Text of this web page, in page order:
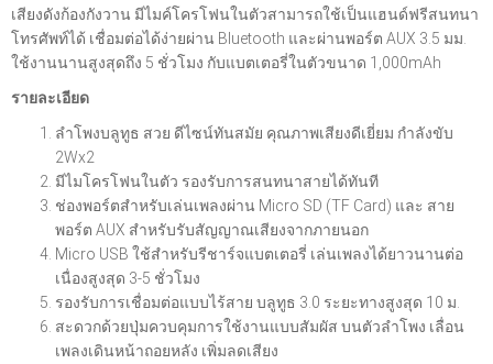
เสียงดังก้องกังวาน มีไมค์โครโฟนในตัวสามารถใช้เป็นแฮนด์ฟรีสนทนา
โทรศัพท์ได้ เชื่อมต่อได้ง่ายผ่าน Bluetooth และผ่านพอร์ต AUX 3.5 มม.
ใช้งานนานสูงสุดถึง 5 ชั่วโมง กับแบตเตอรี่ในตัวขนาด 1,000mAh
รายละเอียด
ลําโพงบลูทูธ สวย ดีไซน์ทันสมัย คุณภาพเสียงดีเยี่ยม กำลังขับ
2Wx2
มีไมโครโฟนในตัว รองรับการสนทนาสายได้ทันที
ช่องพอร์ตสำหรับเล่นเพลงผ่าน Micro SD (TF Card) และ สาย
พอร์ต AUX สำหรับรับสัญญาณเสียงจากภายนอก
Micro USB ใช้สำหรับรีชาร์จแบตเตอรี่ เล่นเพลงได้ยาวนานต่อ
เนื่องสูงสุด 3-5 ชั่วโมง
รองรับการเชื่อมต่อแบบไร้สาย บลูทูธ 3.0 ระยะทางสูงสุด 10 ม.
สะดวกด้วยปุ่มควบคุมการใช้งานแบบสัมผัส บนตัวลำโพง เลื่อน
เพลงเดินหน้าถอยหลัง เพิ่มลดเสียง